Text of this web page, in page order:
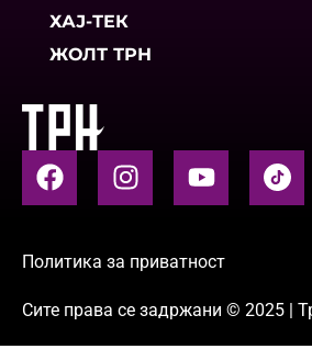
ХАЈ-ТЕК
ЖОЛТ ТРН
Политика за приватност
Сите права се задржани © 2025 |